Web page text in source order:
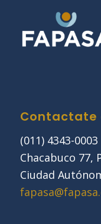
Contactate
(011) 4343-0003
Chacabuco 77,
Ciudad